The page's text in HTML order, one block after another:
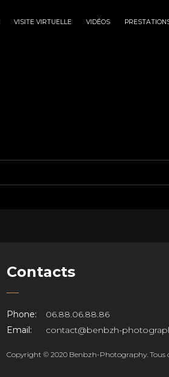
VISITE VIRTUELLE VIDÉOS
Contacts
Phone:
06.88.06.88.86
Email:
contact@benbzh-
Copyright © 2020 Benbzh-Photography. Tous